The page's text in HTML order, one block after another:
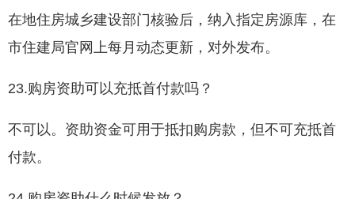
在地住房城乡建设部门核验后，纳入指定房源库，在
市住建局官网上每月动态更新，对外发布。
23.购房资助可以充抵首付款吗？
不可以。资助资金可用于抵扣购房款，但不可充抵首
付款。